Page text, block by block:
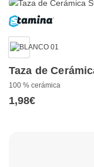
Taza de
100 % cerámica
1,98€